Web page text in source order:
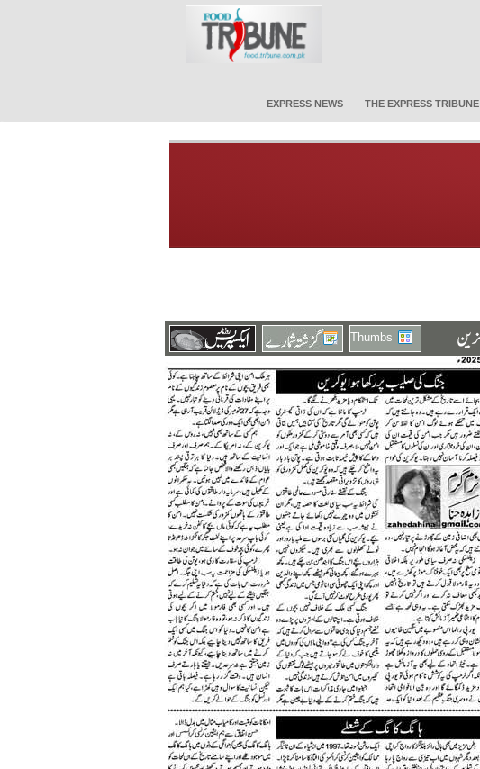
EXPRESS NEWS THE EXPRESS TRIBUNE
Thumbs